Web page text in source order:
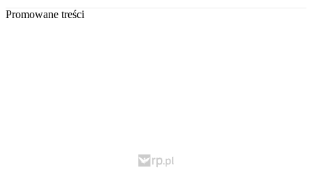
Promowane treści